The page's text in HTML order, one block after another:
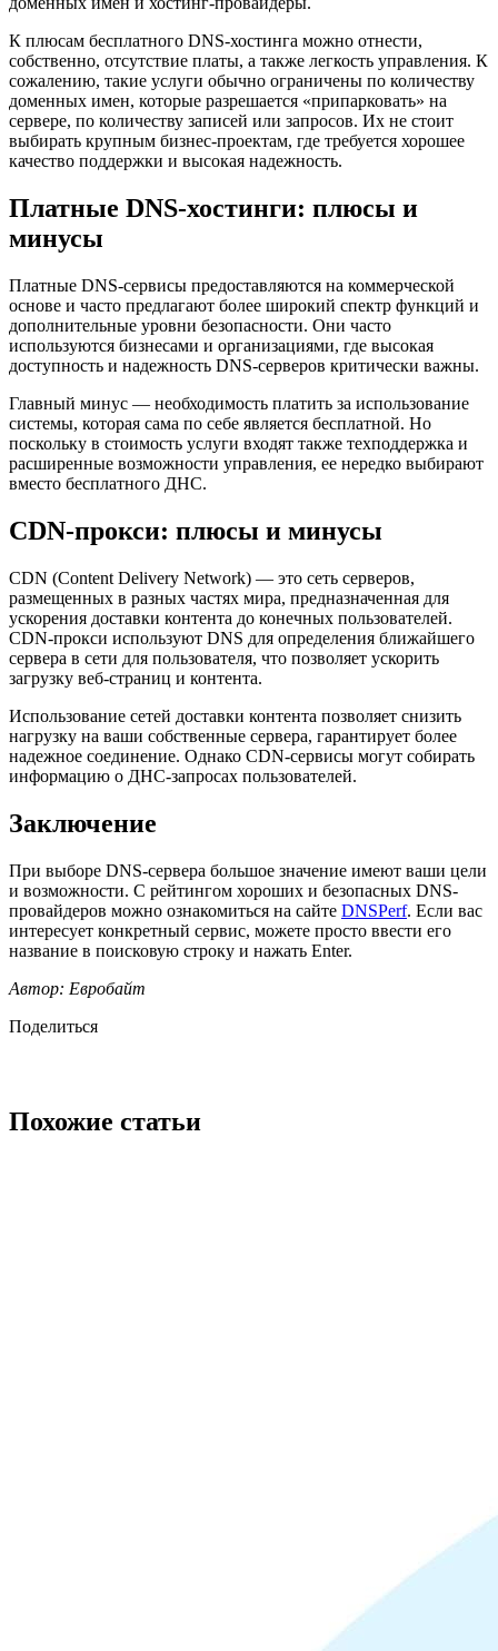
К плюсам бесплатного DNS-хостинга можно отнести,
собственно, отсутствие платы, а также легкость управления. К
сожалению, такие услуги обычно ограничены по количеству
доменных имен, которые разрешается «припарковать» на
сервере, по количеству записей или запросов. Их не стоит
выбирать крупным бизнес-проектам, где требуется хорошее
качество поддержки и высокая надежность.
Платные DNS-хостинги: плюсы и
минусы
Платные DNS-сервисы предоставляются на коммерческой
основе и часто предлагают более широкий спектр функций и
дополнительные уровни безопасности. Они часто
используются бизнесами и организациями, где высокая
доступность и надежность DNS-серверов критически важны.
Главный минус — необходимость платить за использование
системы, которая сама по себе является бесплатной. Но
поскольку в стоимость услуги входят также техподдержка и
расширенные возможности управления, ее нередко выбирают
вместо бесплатного ДНС.
CDN-прокси: плюсы и минусы
CDN (Content Delivery Network) — это сеть серверов,
размещенных в разных частях мира, предназначенная для
ускорения доставки контента до конечных пользователей.
CDN-прокси используют DNS для определения ближайшего
сервера в сети для пользователя, что позволяет ускорить
загрузку веб-страниц и контента.
Использование сетей доставки контента позволяет снизить
нагрузку на ваши собственные сервера, гарантирует более
надежное соединение. Однако CDN-сервисы могут собирать
информацию о ДНС-запросах пользователей.
Заключение
При выборе DNS-сервера большое значение имеют ваши цели
и возможности. С рейтингом хороших и безопасных DNS-
провайдеров можно ознакомиться на сайте DNSPerf. Если вас
интересует конкретный сервис, можете просто ввести его
название в поисковую строку и нажать Enter.
Автор: Евробайт
Поделиться
Похожие статьи